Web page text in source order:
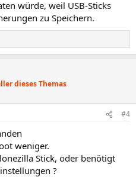
würde, weil USB-Sticks
zu Speichern.
dieses Themas
#4
weniger.
Stick, oder benötigt
?